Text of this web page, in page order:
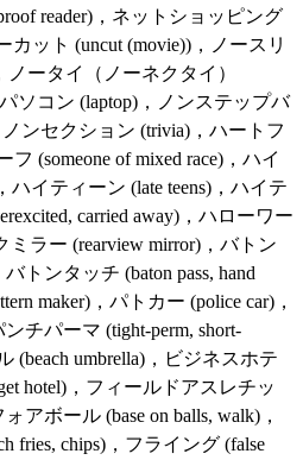
reader)，ネットショッピング
カット (uncut (movie))，ノースリ
ノータイ（ノーネクタイ）
ソコン (laptop)，ノンステップバ
ノンセクション (trivia)，ハートフ
フ (someone of mixed race)，ハイ
ハイティーン (late teens)，ハイテ
carried away)，ハローワー
ミラー (rearview mirror)，バトン
トンタッチ (baton pass, hand
maker)，パトカー (police car)，
チパーマ (tight-perm, short-
(beach umbrella)，ビジネスホテ
hotel)，フィールドアスレチッ
ォアボール (base on balls, walk)，
fries, chips)，フライング (false